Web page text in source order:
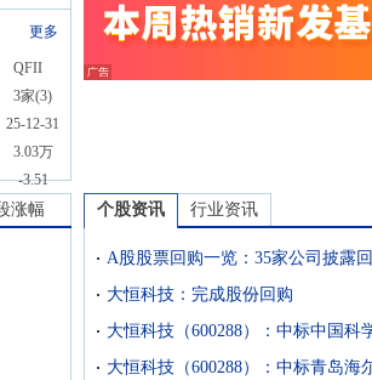
更多
QFII
3家(3)
25-12-31
3.03万
-3.51
涨幅 个股资讯 行业资讯
A股股票回购一览：35家公司披露
大恒科技：完成股份回购